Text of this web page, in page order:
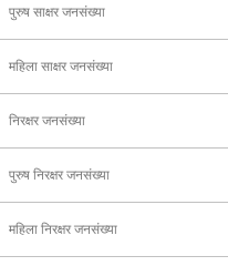
पुरुष साक्षर जनसंख्या
महिला साक्षर जनसंख्या
निरक्षर जनसंख्या
पुरुष निरक्षर जनसंख्या
महिला निरक्षर जनसंख्या